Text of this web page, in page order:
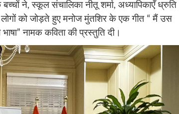
ने, स्कूल संचालिका नीतू शर्मा, अध्यापिकाएँ ध्रुति
लोगों को जोड़ते हुए मनोज मुंतशिर के एक गीत “ मैं उस
नामक कविता की प्रस्तुति दी।